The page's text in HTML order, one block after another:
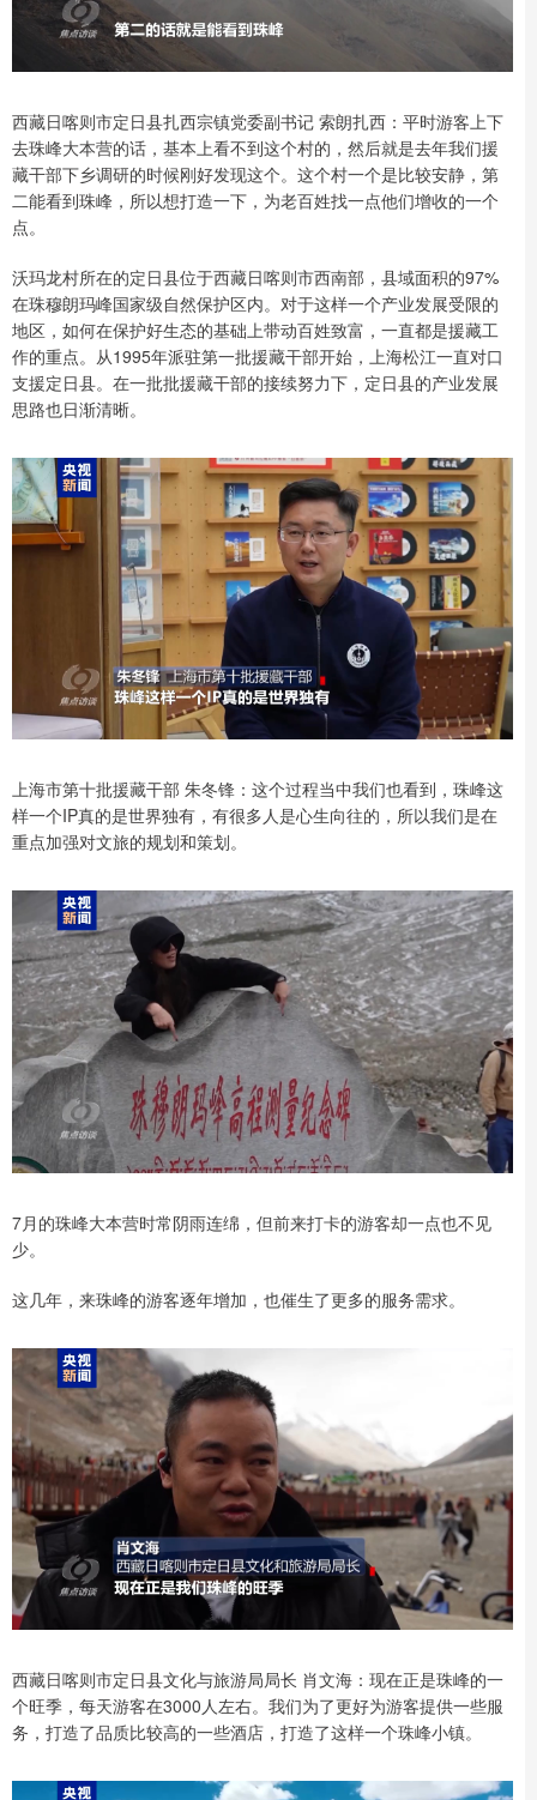
西藏日喀则市定日县扎西宗镇党委副书记 索朗扎西：平时游客上下
去珠峰大本营的话，基本上看不到这个村的，然后就是去年我们援
藏干部下乡调研的时候刚好发现这个。这个村一个是比较安静，第
二能看到珠峰，所以想打造一下，为老百姓找一点他们增收的一个
点。
沃玛龙村所在的定日县位于西藏日喀则市西南部，县域面积的97%
在珠穆朗玛峰国家级自然保护区内。对于这样一个产业发展受限的
地区，如何在保护好生态的基础上带动百姓致富，一直都是援藏工
作的重点。从1995年派驻第一批援藏干部开始，上海松江一直对口
支援定日县。在一批批援藏干部的接续努力下，定日县的产业发展
思路也日渐清晰。
上海市第十批援藏干部 朱冬锋：这个过程当中我们也看到，珠峰这
样一个IP真的是世界独有，有很多人是心生向往的，所以我们是在
重点加强对文旅的规划和策划。
7月的珠峰大本营时常阴雨连绵，但前来打卡的游客却一点也不见
少。
这几年，来珠峰的游客逐年增加，也催生了更多的服务需求。
西藏日喀则市定日县文化与旅游局局长 肖文海：现在正是珠峰的一
个旺季，每天游客在3000人左右。我们为了更好为游客提供一些服
务，打造了品质比较高的一些酒店，打造了这样一个珠峰小镇。